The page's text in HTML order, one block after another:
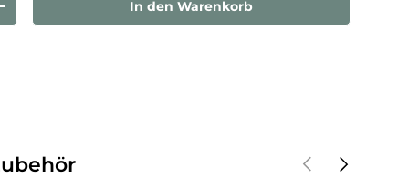
erhöhen In den Warenkorb
VorherigeNächste